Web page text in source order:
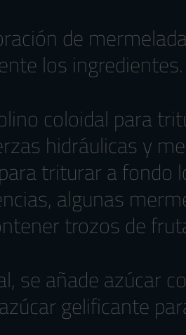
de
los ingredientes.
coloidal para
hidráulicas y
triturar a fondo
algunas
trozos de
se añade azúcar
gelificante